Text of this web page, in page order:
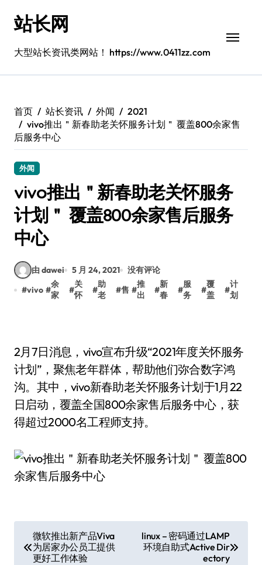
站长网
大型站长资讯类网站！ https://www.0411zz.com
首页 站长资讯 外闻
2021
vivo推出＂新春助老关怀服务计划＂ 覆盖800余家售
后服务中心
外闻
vivo推出＂新春助老关怀服务
计划＂ 覆盖800余家售后服务
中心
由 dawei 5 月 24, 2021
没有评论
#vivo #
余
家
#
关
怀
#
助
老
#售 #
推
出
#
新
春
#
服
务
#
覆
盖
#
计
划
2月7日消息，vivo宣布升级“2021年度关怀服务
计划”，聚焦老年群体，帮助他们弥合数字鸿
沟。其中，vivo新春助老关怀服务计划于1月22
日启动，覆盖全国800余家售后服务中心，获
得超过2000名工程师支持。
章
微软推出新产品Viva
为居家办公员工提供
更好工作体验
linux – 密码通过LAMP
环境自助式Active Dir
ectory